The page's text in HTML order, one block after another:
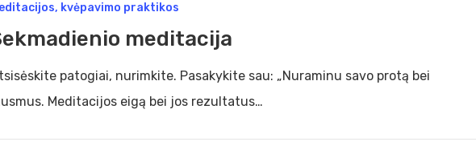
kvėpavimo praktikos
meditacija
patogiai, nurimkite. Pasakykite sau: „Nuraminu savo protą bei
Meditacijos eigą bei jos rezultatus…